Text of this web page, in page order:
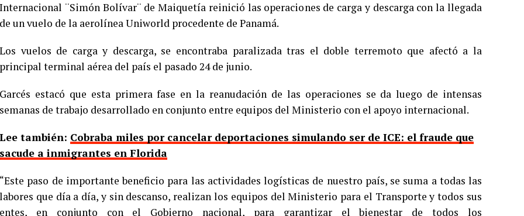
Internacional ¨Simón Bolívar¨ de Maiquetía reinició las operaciones de carga y descarga con la llegada
de un vuelo de la aerolínea Uniworld procedente de Panamá.
Los vuelos de carga y descarga, se encontraba paralizada tras el doble terremoto que afectó a la
principal terminal aérea del país el pasado 24 de junio.
Garcés estacó que esta primera fase en la reanudación de las operaciones se da luego de intensas
semanas de trabajo desarrollado en conjunto entre equipos del Ministerio con el apoyo internacional.
Lee también: Cobraba miles por cancelar deportaciones simulando ser de ICE: el fraude que
sacude a inmigrantes en Florida
“Este paso de importante beneficio para las actividades logísticas de nuestro país, se suma a todas las
labores que día a día, y sin descanso, realizan los equipos del Ministerio para el Transporte y todos sus
entes, en conjunto con el Gobierno nacional, para garantizar el bienestar de todos los